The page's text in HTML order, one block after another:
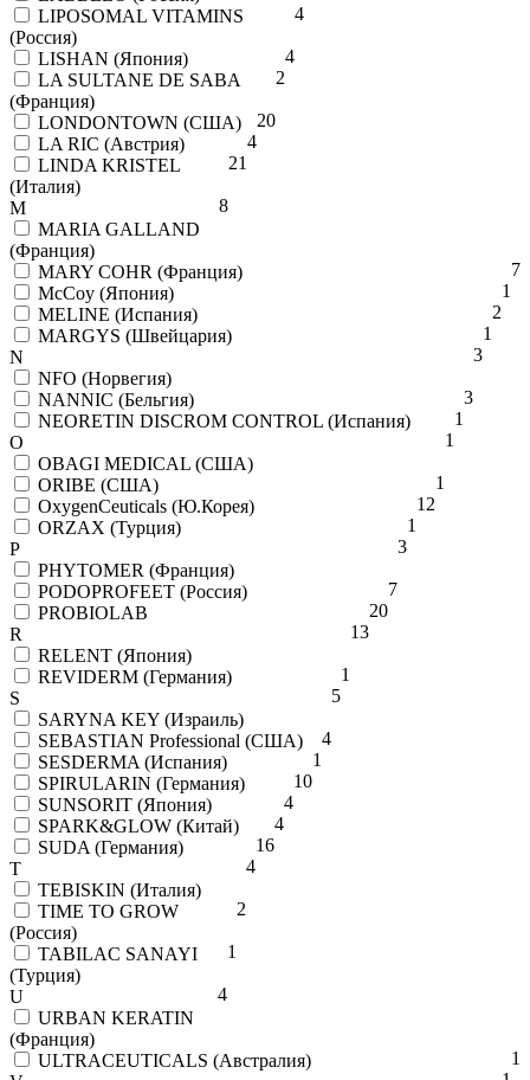
4
LIPOSOMAL VITAMINS
(Россия)
4
LISHAN (Япония)
2
LA SULTANE DE SABA
(Франция)
20
LONDONTOWN (США)
4
LA RIC (Австрия)
21
LINDA KRISTEL
(Италия)
8
M
MARIA GALLAND
(Франция)
7
MARY COHR (Франция)
1
McCoy (Япония)
2
MELINE (Испания)
1
MARGYS (Швейцария)
3
N
NFO (Норвегия)
3
NANNIC (Бельгия)
1
NEORETIN DISCROM CONTROL (Испания)
1
O
OBAGI MEDICAL (США)
1
ORIBE (США)
12
OxygenCeuticals (Ю.Корея)
1
ORZAX (Турция)
3
P
PHYTOMER (Франция)
7
PODOPROFEET (Россия)
20
PROBIOLAB
13
R
RELENT (Япония)
1
REVIDERM (Германия)
5
S
SARYNA KEY (Израиль)
4
SEBASTIAN Professional (США)
1
SESDERMA (Испания)
10
SPIRULARIN (Германия)
4
SUNSORIT (Япония)
4
SPARK&GLOW (Китай)
16
SUDA (Германия)
4
T
TEBISKIN (Италия)
2
TIME TO GROW
(Россия)
1
TABILAC SANAYI
(Турция)
4
U
URBAN KERATIN
(Франция)
1
ULTRACEUTICALS (Австралия)